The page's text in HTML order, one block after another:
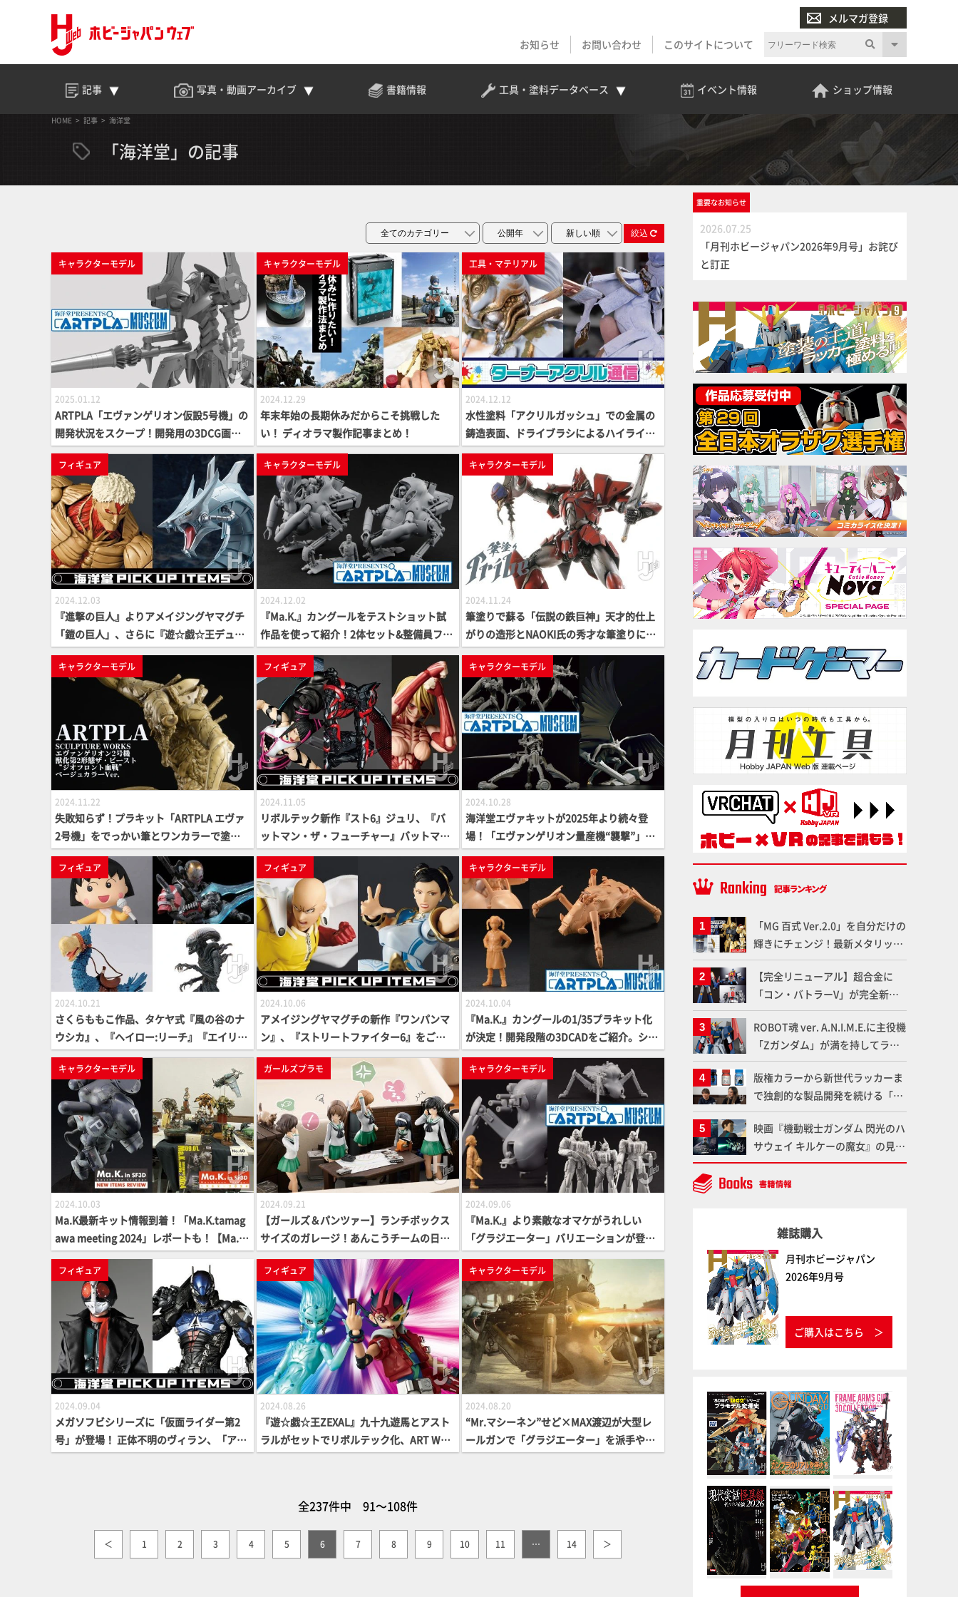
メルマガ登録
お知らせ
お問い合わせ このサイトについて
記事 写真・動画アーカイブ 書籍情報 工具・塗料データベース イベント情報 ショップ情報
HOME 記事 海洋堂
「海洋堂」の記事
絞込
キャラクターモデル
2025.01.12
ARTPLA「エヴァンゲリオン仮設5号機」の
開発状況をスクープ！開発用の3DCG画像
で各構造をご紹介
キャラクターモデル
2024.12.29
年末年始の長期休みだからこそ挑戦した
い！ ディオラマ製作記事まとめ！
工具・マテリアル
2024.12.12
水性塗料「アクリルガッシュ」での金属の
鋳造表面、ドライブラシによるハイライト
の表現に注目！海洋堂ARTPLA「スレイプ
ニール」を塗装
フィギュア
2024.12.03
『進撃の巨人』よりアメイジングヤマグチ
「鎧の巨人」、さらに『遊☆戯☆王デュエ
ルモンスターズGX』から「サイバー・ドラ
ゴン」が大型スタチューとなって登場
キャラクターモデル
2024.12.02
『Ma.K.』カングールをテストショット試
作品を使って紹介！2体セット&整備員フィ
ギュア付属＆ハッチオープンギミック搭載
とワクワクのプロダクトをチェック
キャラクターモデル
2024.11.24
筆塗りで蘇る「伝説の鉄巨神」天才的仕上
がりの造形とNAOKI氏の秀才な筆塗りによ
って赤の金属感と重厚感を見事に再現！
キャラクターモデル
2024.11.22
失敗知らず！プラキット「ARTPLA エヴァ
2号機」をでっかい筆とワンカラーで塗っ
て仕上げる
フィギュア
2024.11.05
リボルテック新作『スト6』ジュリ、『バ
ットマン・ザ・フューチャー』バットマ
ン・ビヨンド、『進撃の巨人』女型の巨人
をピックアップ【海洋堂PICK UP ITEMS】
キャラクターモデル
2024.10.28
海洋堂エヴァキットが2025年より続々登
場！「エヴァンゲリオン量産機“襲撃”」は
2月に登場予定！仮設5号機や13号機なども
進行中
フィギュア
2024.10.21
さくらももこ作品、タケヤ式『風の谷のナ
ウシカ』、『ヘイロー:リーチ』『エイリア
ン:ロムルス』など人気作品のアイテムをチ
ェック
フィギュア
2024.10.06
アメイジングヤマグチの新作『ワンパンマ
ン』、『ストリートファイター6』をご紹
介！【海洋堂PICK UP ITEMS】
キャラクターモデル
2024.10.04
『Ma.K.』カングールの1/35プラキット化
が決定！開発段階の3DCADをご紹介。シュ
トゥルムケーファーもより魅力的になって
再登場!【海洋堂ARTPLA】
キャラクターモデル
2024.10.03
Ma.K最新キット情報到着！「Ma.K.tamag
awa meeting 2024」レポートも！【Ma.K
in SF3D】
ガールズプラモ
2024.09.21
【ガールズ＆パンツァー】ランチボックス
サイズのガレージ！あんこうチームの日常
風景をヴィネットで製作
キャラクターモデル
2024.09.06
『Ma.K.』より素敵なオマケがうれしい
「グラジエーター」バリエーションが登
場！『P2』仕様イングラム2&3号機は11月
出動！【ARTPLA】
フィギュア
2024.09.04
メガソフビシリーズに「仮面ライダー第2
号」が登場！ 正体不明のヴィラン、「アー
カム・ナイト」が必殺の銃を手に堂々復
フィギュア
2024.08.26
『遊☆戯☆王ZEXAL』九十九遊馬とアスト
ラルがセットでリボルテック化、ART WOR
KS MONSTER「ブラック・マジシャン」が
キャラクターモデル
2024.08.20
“Mr.マシーネン”せど×MAX渡辺が大型レ
ールガンで「グラジエーター」を派手やか
にカスタム！【Ma.K. in SF3D】
全237件中 91～108件
＜ 1 2 3 4 5 6 7 8 9 10 11 … 14 ＞
重要なお知らせ
2026.07.25
「月刊ホビージャパン2026年9月号」お詫び
と訂正
「MG 百式 Ver.2.0」を自分だけの
輝きにチェンジ！最新メタリック
塗料を使ってより金属感を増した
仕上がりに!!【試し読み】
【完全リニューアル】超合金に
「コン・バトラーV」が完全新規
造形で登場！気になる仕様を試作
品の撮り下ろしでご紹介!!さらに
「大鉄人17」＆「ワンエイト」セ
ット情報もお届け！【超合金の
魂】
ROBOT魂 ver. A.N.I.M.E.に主役機
「Zガンダム」が満を持してライ
ンナップ！ウェイブライダーへの
変形、劇中どおりのプロポーショ
ンを再現【機動戦士Zガンダム】
版権カラーから新世代ラッカーま
で独創的な製品開発を続ける「ガ
イアノーツ」に塗料開発の裏側と
ラッカー塗料の未来についてイン
タビュー！
映画『機動戦士ガンダム 閃光のハ
サウェイ キルケーの魔女』の見放
題配信が8月31日（月）よりスタ
ート！Prime Videoで国内独占配
雑誌購入
月刊ホビージャパン
2026年9月号
ご購入はこちら